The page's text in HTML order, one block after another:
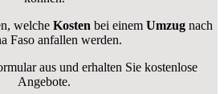
welche Kosten bei einem Umzug nach
Faso anfallen werden.
aus und erhalten Sie kostenlose
Angebote.